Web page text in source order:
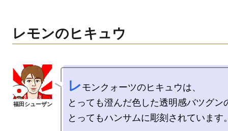
レモンのヒキュウ
レモンクォーツのヒキュウは、
とっても澄んだ色した透明感バツグン
とってもハンサムに彫刻されています